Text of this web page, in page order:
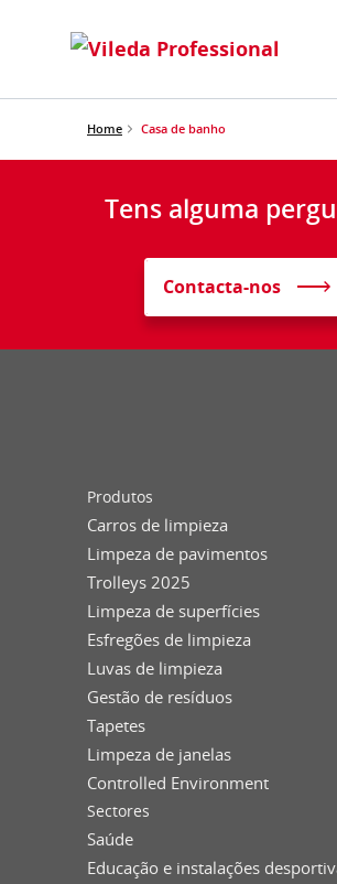
Home Casa de banho
Tens alguma
Contacta-nos
Produtos
Carros de limpieza
Limpeza de pavimentos
Trolleys 2025
Limpeza de superfícies
Esfregões de limpieza
Luvas de limpieza
Gestão de resíduos
Tapetes
Limpeza de janelas
Controlled Environment
Sectores
Saúde
Educação e instalações